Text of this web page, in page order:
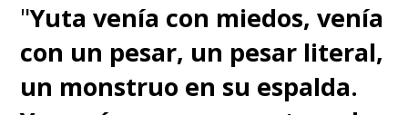
Natsuki Hanae, Tanjiro Kamado,
Demon Slayer: Kimetsu no Yaiba
"Yuta venía con miedos, venía
con un pesar, un pesar literal,
un monstruo en su espalda.